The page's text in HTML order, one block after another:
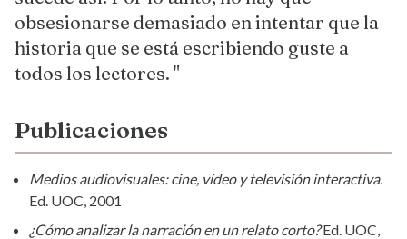
obsesionarse demasiado en intentar que la
historia que se está escribiendo guste a
todos los lectores. "
Publicaciones
Medios audiovisuales: cine, vídeo y televisión interactiva.
Ed. UOC, 2001
¿Cómo analizar la narración en un relato corto?Ed. UOC,